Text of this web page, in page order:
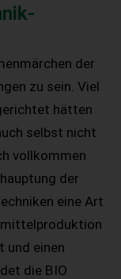
der
zu sein. Viel
hätten
selbst nicht
vollkommen
der
eine Art
und einen
die BIO